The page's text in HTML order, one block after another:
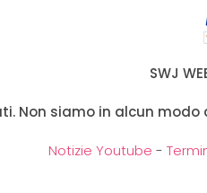
SWJ
Non siamo in alcun
Notizie Youtube -